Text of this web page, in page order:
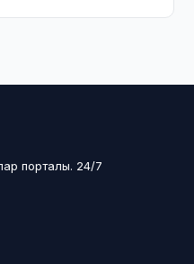
порталы. 24/7